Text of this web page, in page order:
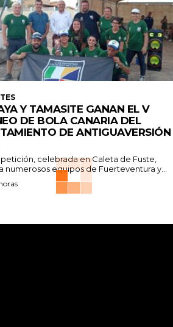
Y TAMASITE GANAN EL V
DE BOLA CANARIA DEL
DE ANTIGUAVERSIÓN
celebrada en Caleta de Fuste,
numerosos equipos de Fuerteventura y...